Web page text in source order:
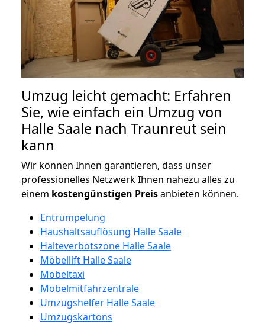
Umzug leicht gemacht: Erfahren
Sie, wie einfach ein Umzug von
Halle Saale nach Traunreut sein
kann
Wir können Ihnen garantieren, dass unser
professionelles Netzwerk Ihnen nahezu alles zu
einem kostengünstigen Preisanbieten können.
Entrümpelung
Haushaltsauflösung Halle Saale
Halteverbotszone Halle Saale
Möbellift Halle Saale
Möbeltaxi
Möbelmitfahrzentrale
Umzugshelfer Halle Saale
Umzugskartons